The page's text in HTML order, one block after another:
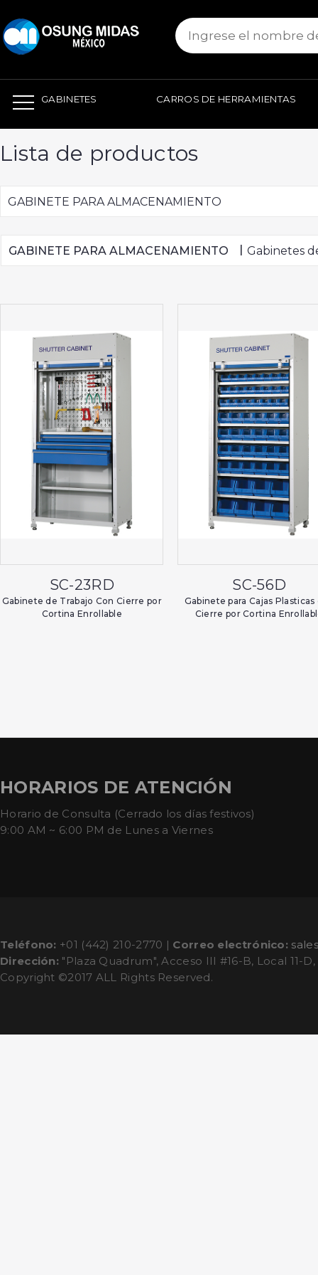
GABINETES CARROS DE HERRAMIENTAS
Lista de productos
GABINETE PARA ALMACENAMIENTO
GABINETE PARA ALMACENAMIENTO Gabinetes
SC-23RD
Gabinete de Trabajo Con Cierre por
Cortina Enrollable
SC-56D
Gabinete para Cajas Plasticas
Cierre por Cortina
HORARIOS DE ATENCIÓN
Horario de Consulta (Cerrado los días festivos)
9:00 AM ~ 6:00 PM de Lunes a Viernes
Teléfono: +01 (442) 210-2770 | Correo electrónico:
Dirección: "Plaza Quadrum", Acceso III #16-B, Local 11-
Copyright ©2017 ALL Rights Reserved.